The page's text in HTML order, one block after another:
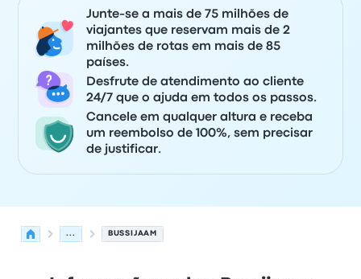
Junte-se a mais de 75 milhões de
viajantes que reservam mais de 2
milhões de rotas em mais de 85
países.
Desfrute de atendimento ao cliente
24/7 que o ajuda em todos os passos.
Cancele em qualquer altura e receba
um reembolso de 100%, sem precisar
de justificar.
... BUSSIJAAM